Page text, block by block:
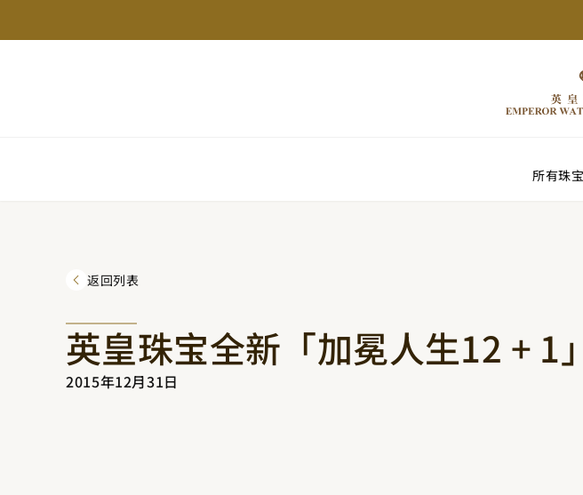
所有珠
返回列表
英皇珠宝全新「加冕人生12 + 1
2015年12月31日